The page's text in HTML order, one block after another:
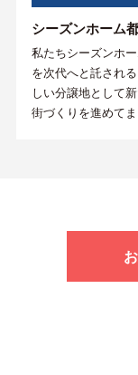
シーズンホーム
私たちシーズンホ
を次代へと託され
しい分譲地として
街づくりを進めてま